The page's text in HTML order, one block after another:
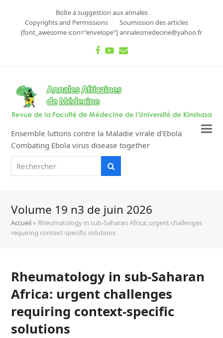
Boîte à suggestion aux annales
Copyrights and Permissions
Soumission des articles
[font_awesome icon="envelope"] annalesmedecine@yahoo.fr
Facebook
Youtube
Email
Ensemble luttons contre la Maladie virale d'Ebola
Combating Ebola virus disease together
Rechercher
Volume 19 n3 de juin 2026
Accueil » Rheumatology in sub-Saharan Africa: urgent challenges
requiring context-specific solutions
Rheumatology in sub-Saharan
Africa: urgent challenges
requiring context-specific
solutions